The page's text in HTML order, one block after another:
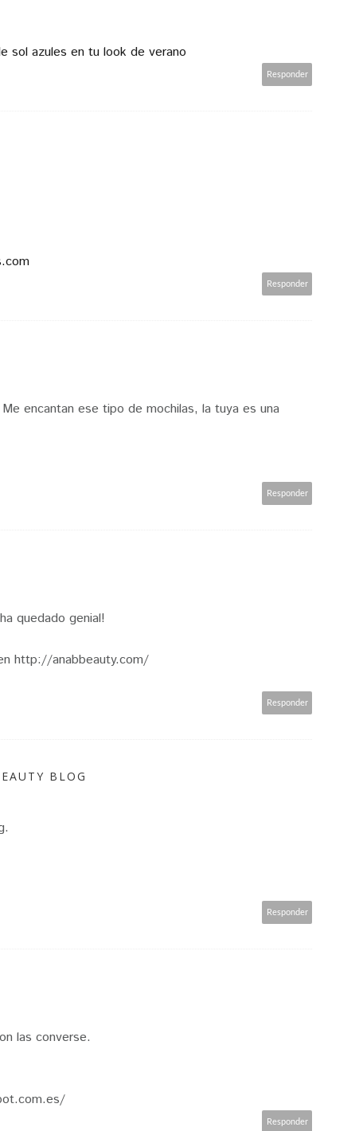
sol azules en tu look de verano
Responder
Responder
encantan ese tipo de mochilas, la tuya es una
Responder
quedado genial!
http://anabbeauty.com/
Responder
BLOG
Responder
las converse.
Responder